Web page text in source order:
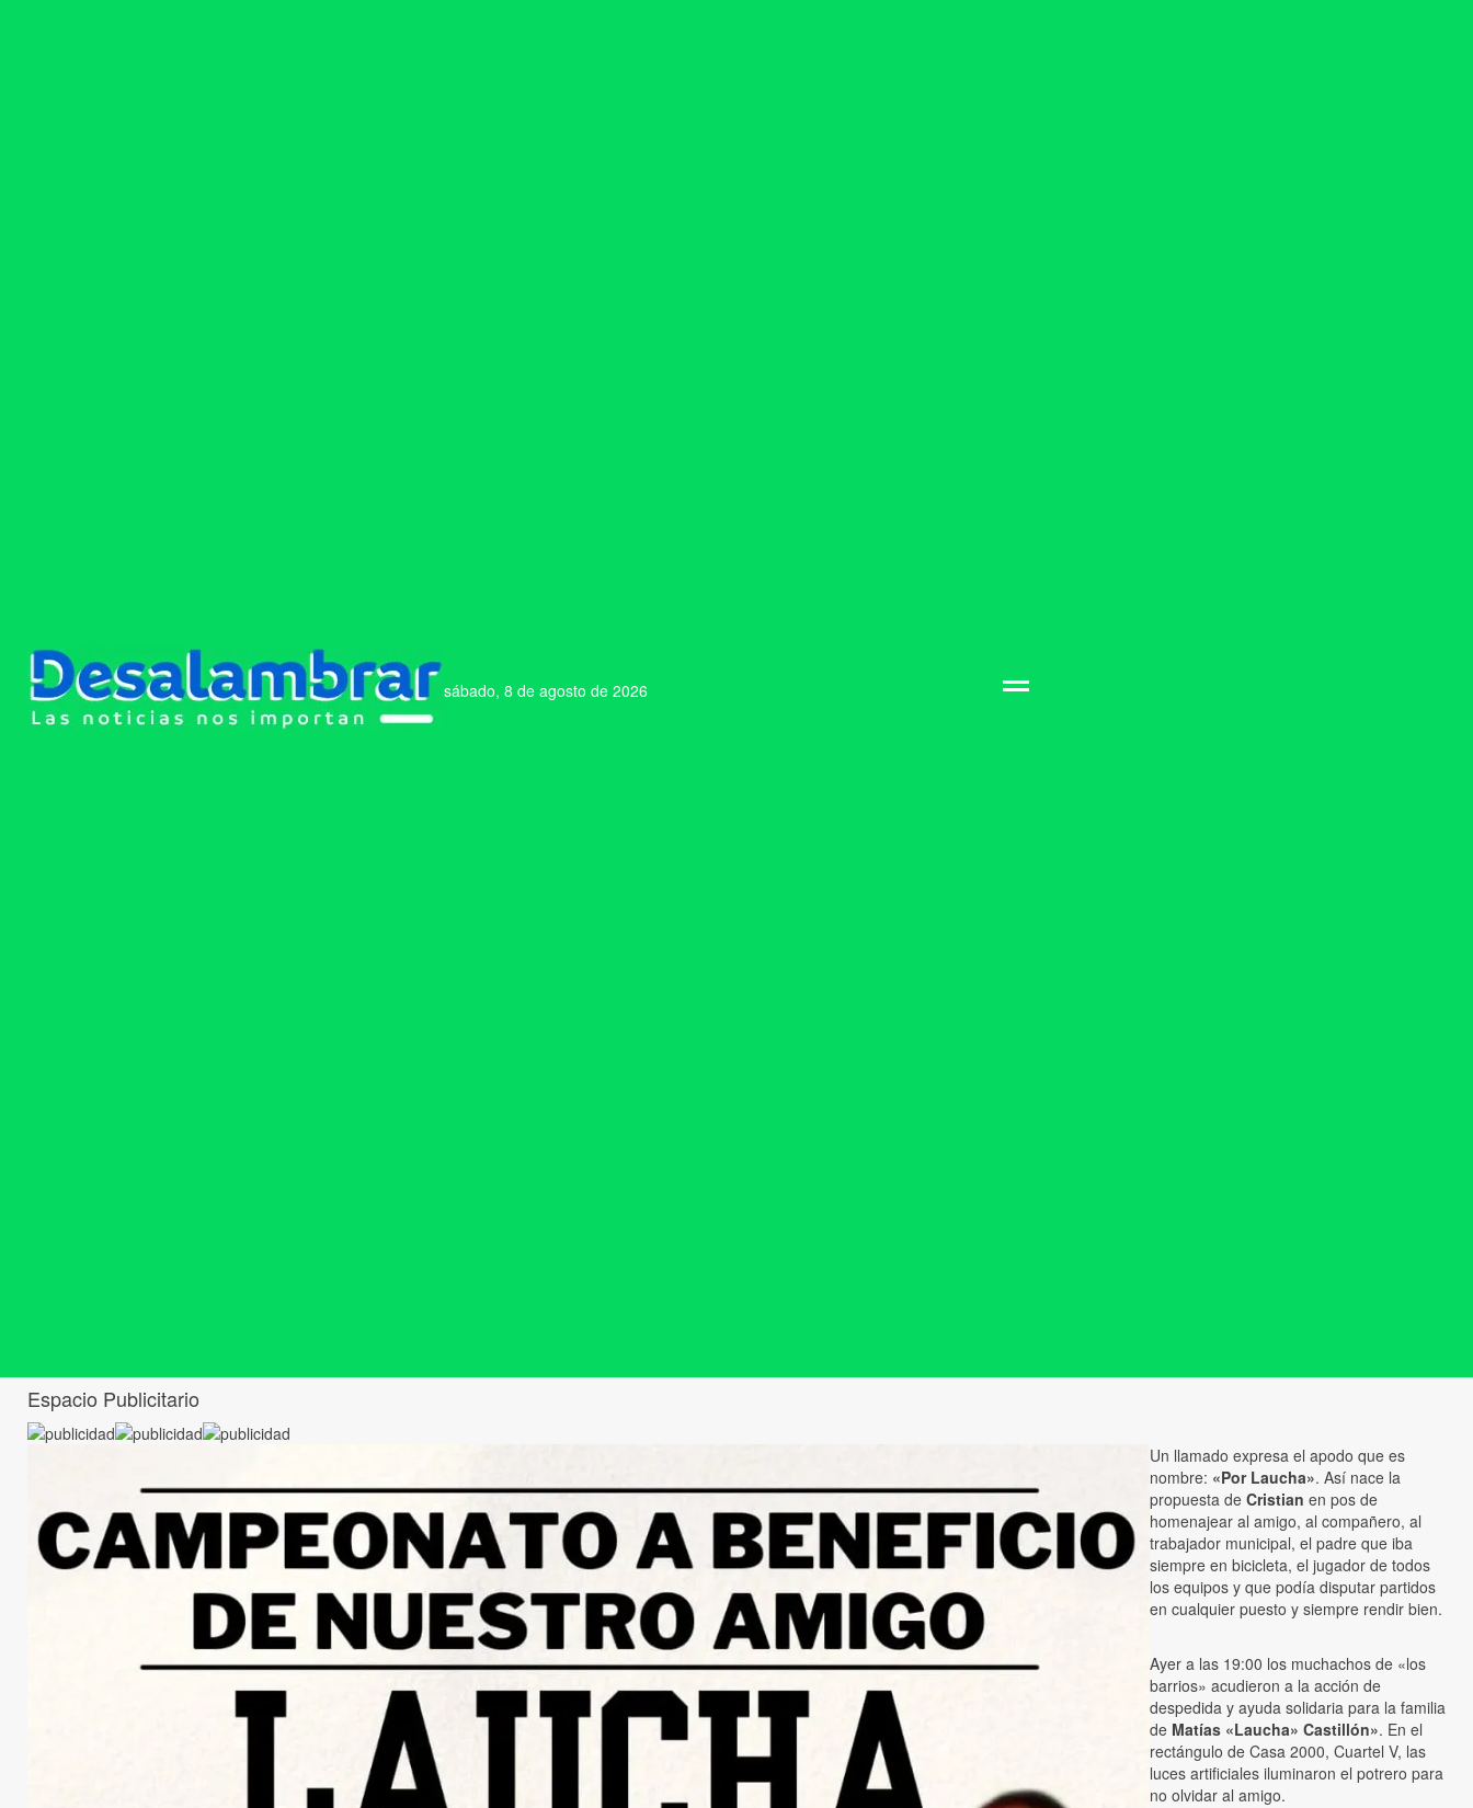
sábado, 8 de agosto de 2026
Espacio Publicitario
Un llamado expresa el apodo que es
nombre: «Por Laucha». Así nace la
propuesta de Cristian en pos de
homenajear al amigo, al compañero, al
trabajador municipal, el padre que iba
siempre en bicicleta, el jugador de todos
los equipos y que podía disputar partidos
en cualquier puesto y siempre rendir bien.
Ayer a las 19:00 los muchachos de «los
barrios» acudieron a la acción de
despedida y ayuda solidaria para la familia
de Matías «Laucha» Castillón». En el
rectángulo de Casa 2000, Cuartel V, las
luces artificiales iluminaron el potrero para
no olvidar al amigo.